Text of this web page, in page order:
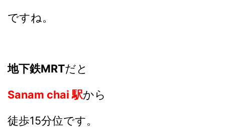
ですね。
地下鉄MRTだと
Sanam chai 駅から
徒歩15分位です。